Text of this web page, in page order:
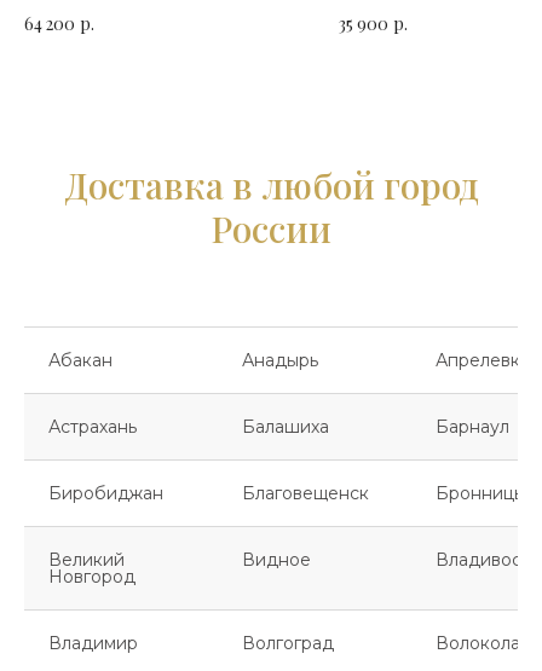
на выбор
64 200 р.
на выбор
35 900 р.
Доставка в любой город
России
Абакан Анадырь Апрелевка
Астрахань Балашиха Барнаул
Биробиджан Благовещенск Бронницы
Великий
Новгород
Видное
Владимир Волгоград